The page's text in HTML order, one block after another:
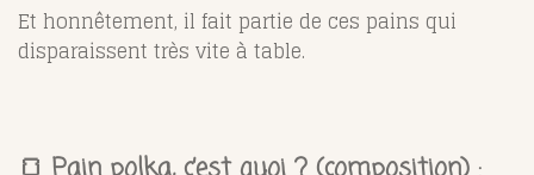
Et honnêtement, il fait partie de ces pains qui
disparaissent très vite à table.